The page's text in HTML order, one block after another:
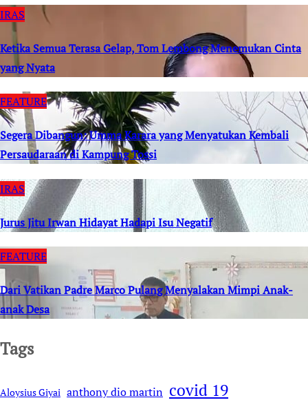
IRAS
Ketika Semua Terasa Gelap, Tom Lembong Menemukan Cinta
yang Nyata
FEATURE
Segera Dibangun: Umma Karara yang Menyatukan Kembali
Persaudaraan di Kampung Tossi
IRAS
Jurus Jitu Irwan Hidayat Hadapi Isu Negatif
FEATURE
Dari Vatikan Padre Marco Pulang Menyalakan Mimpi Anak-
anak Desa
Tags
Aloysius Giyai anthony dio martin covid 19